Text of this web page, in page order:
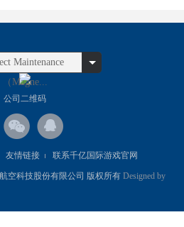
Maintenance
（Magne...
公司二维码
友情链接 联系千亿国际游戏官网
空科技股份有限公司 版权所有 Designed by